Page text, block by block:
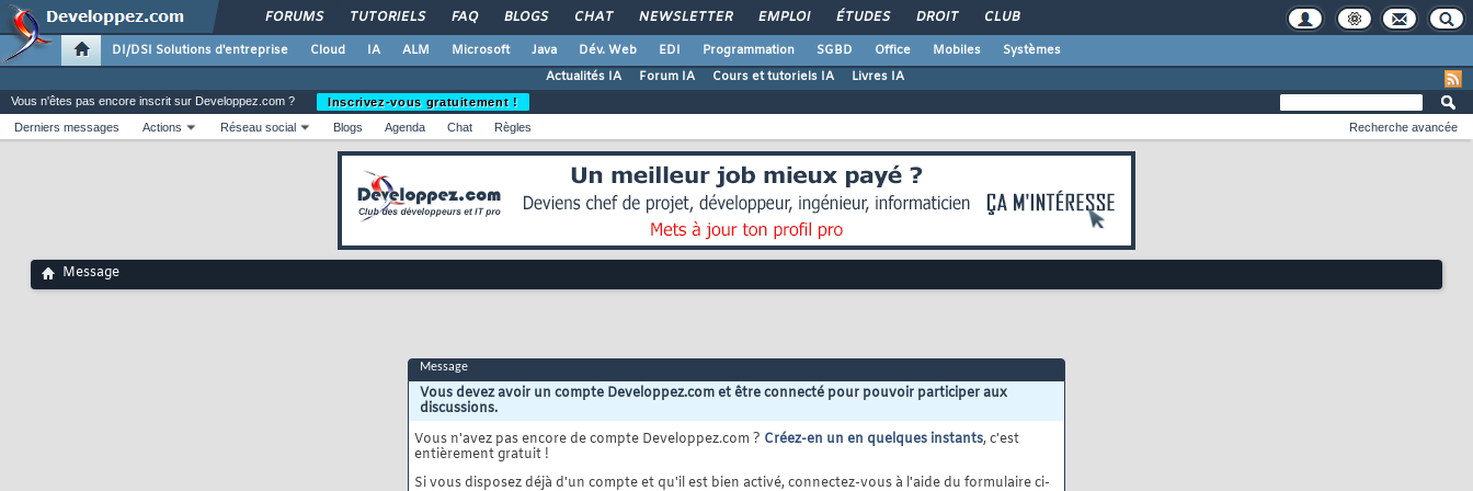
FORUMS TUTORIELS FAQ BLOGS CHAT NEWSLETTER EMPLOI ÉTUDES DROIT CLUB
DI/DSI Solutions d'entreprise Cloud IA ALM Microsoft Java Dév. Web EDI Programmation SGBD Office Mobiles
Systèmes
Actualités IA
Forum IA Cours et tutoriels IA Livres IA
Vous n'êtes pas encore inscrit sur Developpez.com ?
Inscrivez-vous gratuitement !
Derniers messages
Actions Réseau social Blogs Agenda Chat Règles Recherche avancée
Message
Message
Vous devez avoir un compte Developpez.com et être connecté pour pouvoir participer aux
discussions.
Vous n'avez pas encore de compte Developpez.com ? Créez-en un en quelques instants, c'est
entièrement gratuit !
Si vous disposez déjà d'un compte et qu'il est bien activé, connectez-vous à l'aide du formulaire ci-